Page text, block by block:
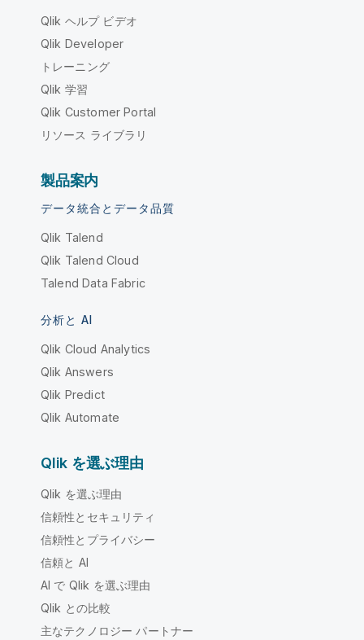
Qlik ヘルプ ビデオ
Qlik Developer
トレーニング
Qlik 学習
Qlik Customer Portal
リソース ライブラリ
製品案内
データ統合とデータ品質
Qlik Talend
Qlik Talend Cloud
Talend Data Fabric
分析と AI
Qlik Cloud Analytics
Qlik Answers
Qlik Predict
Qlik Automate
Qlik を選ぶ理由
Qlik を選ぶ理由
信頼性とセキュリティ
信頼性とプライバシー
信頼と AI
AI で Qlik を選ぶ理由
Qlik との比較
主なテクノロジー パートナー